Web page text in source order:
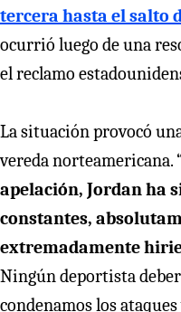
tercera hasta el salto
ocurrió luego de una
el reclamo
La situación provocó
vereda norteamericana.
apelación, Jordan ha
constantes,
extremadamente
Ningún deportista
condenamos los